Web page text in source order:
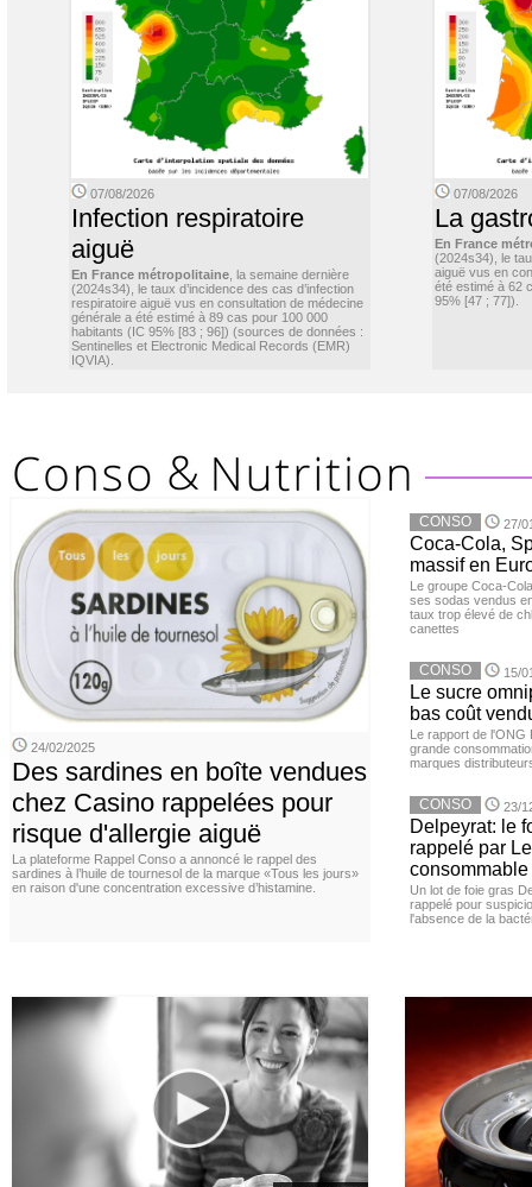
07/08/2026
Infection respiratoire
aiguë
En France métropolitaine , la semaine dernière
(2024s34), le taux d’incidence des cas d’infection
respiratoire aiguë vus en consultation de médecine
générale a été estimé à 89 cas pour 100 000
habitants (IC 95% [83 ; 96]) (sources de données :
Sentinelles et Electronic Medical Records (EMR)
IQVIA).
07/08/2026
La
En France
(2024s34), le
aiguë vus en
été estimé à 62
95% [47 ; 77]).
24/02/2025
Des sardines en boîte vendues
chez Casino rappelées pour
risque d'allergie aiguë
La plateforme Rappel Conso a annoncé le rappel des
sardines à l’huile de tournesol de la marque «Tous les jours»
en raison d'une concentration excessive d’histamine.
CONSO 27/
Coca-Cola,
massif en
Le groupe Coca-
ses sodas vendus
taux trop élevé de
canettes
CONSO 15/
Le sucre
bas coût
Le rapport de l'ONG
grande
marques
CONSO 23/
Delpeyrat: le
rappelé par
consommable
Un lot de foie gras
rappelé pour
l'absence de la